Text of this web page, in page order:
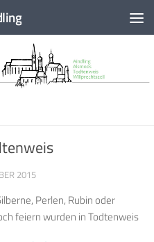
2015
Perlen, Rubin oder
feiern wurden in Todtenweis